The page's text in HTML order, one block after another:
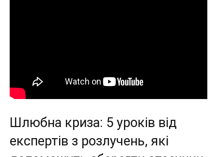
Шлюбна криза: 5 уроків від
експертів з розлучень, які